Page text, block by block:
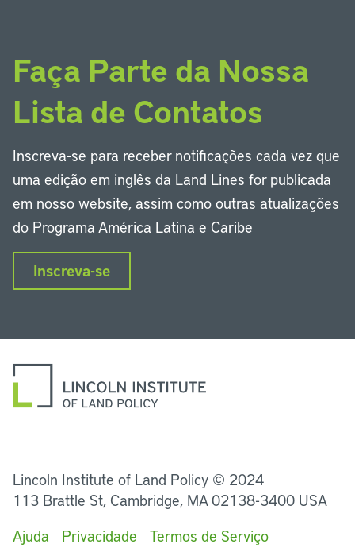
Faça Parte da Nossa
Lista de Contatos
Inscreva-se para receber notificações cada vez que
uma edição em inglês da Land Lines for publicada
em nosso website, assim como outras atualizações
do Programa América Latina e Caribe
Inscreva-se
Lincoln Institute of Land Policy © 2024
113 Brattle St, Cambridge, MA 02138-3400 USA
Ajuda
Privacidade Termos de Serviço